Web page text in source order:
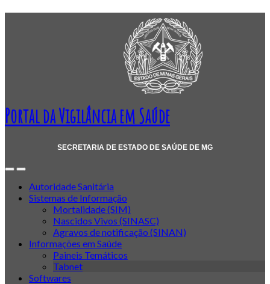
Portal da Vigilância em Saúde
SECRETARIA DE ESTADO DE SAÚDE DE MG
Autoridade Sanitária
Sistemas de Informação
Mortalidade (SIM)
Nascidos Vivos (SINASC)
Agravos de notificação (SINAN)
Informações em Saúde
Paineis Temáticos
Tabnet
Softwares